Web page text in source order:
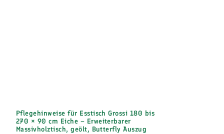
Pflegehinweise für Esstisch Grossi 180 bis
270 × 90 cm Eiche – Erweiterbarer
Massivholztisch, geölt, Butterfly Auszug